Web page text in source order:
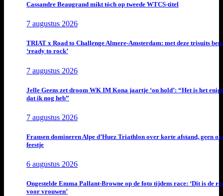
Cassandre Beaugrand mikt tóch op tweede WTCS-titel
7 augustus 2026
TRIAT x Road to Challenge Almere-Amsterdam: met deze trisuits ben
‘ready to rock’
7 augustus 2026
Jelle Geens zet droom WK IM Kona jaartje ‘on hold’: “Het is het
dat ik nog heb”
7 augustus 2026
Fransen domineren Alpe d’Huez Triathlon over korte afstand, geen
feestje
6 augustus 2026
Ongestelde Emma Pallant-Browne op de foto tijdens race: ‘Dit is de
voor vrouwen’